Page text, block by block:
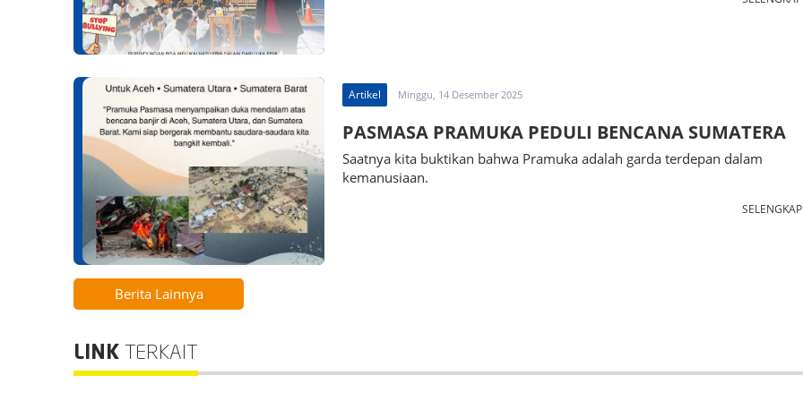
Artikel Minggu, 14 Desember 2025
PASMASA PRAMUKA PEDULI BENCANA SUMATERA
Saatnya kita buktikan bahwa Pramuka adalah garda terdepan dalam
kemanusiaan.
Berita Lainnya
LINK TERKAIT